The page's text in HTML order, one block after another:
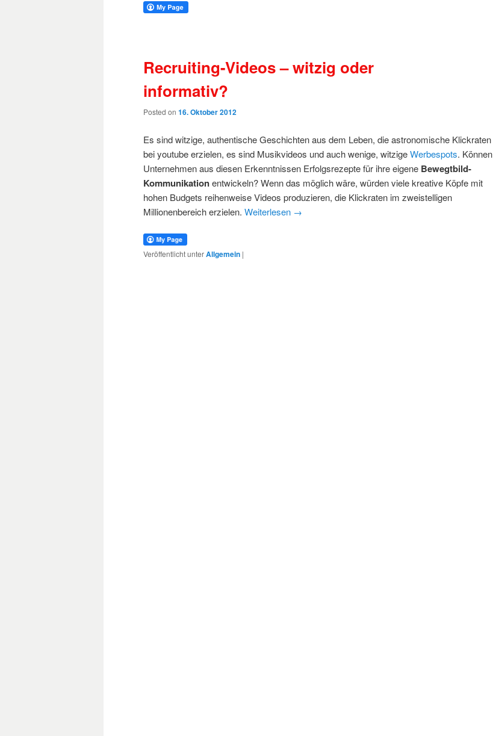
Recruiting-Videos – witzig oder
informativ?
Posted on 16. Oktober 2012
Es sind witzige, authentische Geschichten aus dem Leben, die astronomische Klickraten
bei youtube erzielen, es sind Musikvideos und auch wenige, witzigeWerbespots. Können
Unternehmen aus diesen Erkenntnissen Erfolgsrezepte für ihre eigene Bewegtbild-
Kommunikationentwickeln? Wenn das möglich wäre, würden viele kreative Köpfe mit
hohen Budgets reihenweise Videos produzieren, die Klickraten im zweistelligen
Millionenbereich erzielen. Weiterlesen →
Veröffentlicht unterAllgemein |